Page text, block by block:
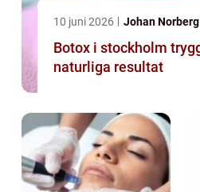
10 juni 2026 Johan Norberg
Botox i stockholm trygg behandling för
naturliga resultat